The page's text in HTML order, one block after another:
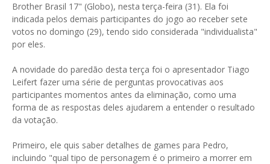
Brother Brasil 17" (Globo), nesta terça-feira (31). Ela foi
indicada pelos demais participantes do jogo ao receber sete
votos no domingo (29), tendo sido considerada "individualista"
por eles.
A novidade do paredão desta terça foi o apresentador Tiago
Leifert fazer uma série de perguntas provocativas aos
participantes momentos antes da eliminação, como uma
forma de as respostas deles ajudarem a entender o resultado
da votação.
Primeiro, ele quis saber detalhes de games para Pedro,
incluindo "qual tipo de personagem é o primeiro a morrer em